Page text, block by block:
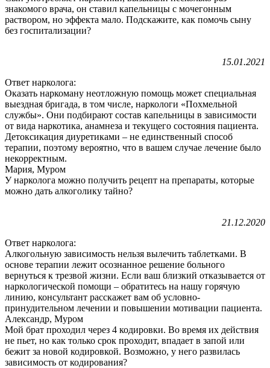
знакомого врача, он ставил капельницы с мочегонным
раствором, но эффекта мало. Подскажите, как помочь сыну
без госпитализации?
15.01.2021
Ответ нарколога:
Оказать наркоману неотложную помощь может специальная
выездная бригада, в том числе, наркологи «Похмельной
службы». Они подбирают состав капельницы в зависимости
от вида наркотика, анамнеза и текущего состояния пациента.
Детоксикация диуретиками – не единственный способ
терапии, поэтому вероятно, что в вашем случае лечение было
некорректным.
Мария, Муром
У нарколога можно получить рецепт на препараты, которые
можно дать алкоголику тайно?
21.12.2020
Ответ нарколога:
Алкогольную зависимость нельзя вылечить таблетками. В
основе терапии лежит осознанное решение больного
вернуться к трезвой жизни. Если ваш близкий отказывается от
наркологической помощи – обратитесь на нашу горячую
линию, консультант расскажет вам об условно-
принудительном лечении и повышении мотивации пациента.
Александр, Муром
Мой брат проходил через 4 кодировки. Во время их действия
не пьет, но как только срок проходит, впадает в запой или
бежит за новой кодировкой. Возможно, у него развилась
зависимость от кодирования?